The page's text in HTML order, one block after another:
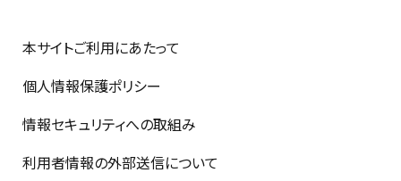
本サイトご利用にあたって
個人情報保護ポリシー
情報セキュリティへの取組み
利用者情報の外部送信について